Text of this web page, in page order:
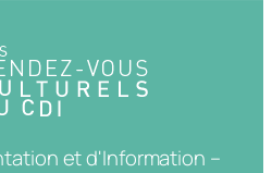
et d'Information –